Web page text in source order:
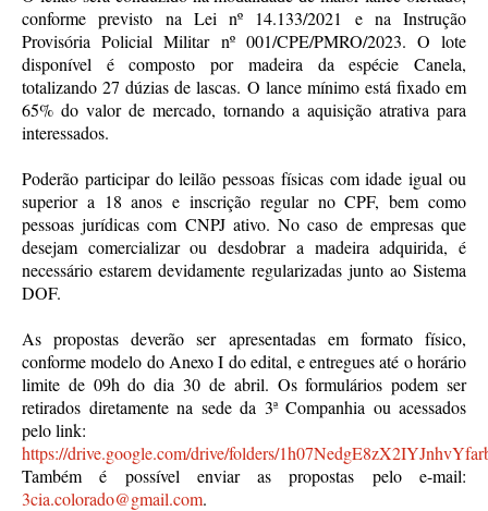
conforme previsto na Lei nº 14.133/2021 e na Instrução
Provisória Policial Militar nº 001/CPE/PMRO/2023. O lote
disponível é composto por madeira da espécie Canela,
totalizando 27 dúzias de lascas. O lance mínimo está fixado em
65% do valor de mercado, tornando a aquisição atrativa para
interessados.
Poderão participar do leilão pessoas físicas com idade igual ou
superior a 18 anos e inscrição regular no CPF, bem como
pessoas jurídicas com CNPJ ativo. No caso de empresas que
desejam comercializar ou desdobrar a madeira adquirida, é
necessário estarem devidamente regularizadas junto ao Sistema
DOF.
As propostas deverão ser apresentadas em formato físico,
conforme modelo do Anexo I do edital, e entregues até o horário
limite de 09h do dia 30 de abril. Os formulários podem ser
retirados diretamente na sede da 3ª Companhia ou acessados
pelo link:
https://drive.google.com/drive/folders/
Também é possível enviar as propostas pelo e-mail:
3cia.colorado@gmail.com.